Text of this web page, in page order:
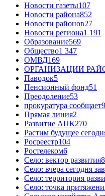
Новости газеты107
Новости района852
Новости районов27
Новости региона1 191
Образование569
Общество1 347
ОМВД169
ОРГАНИЗАЦИИ
Паводок5
Пенсионный фонд51
Преодоление53
прокуратура сообщает9
Прямая линия2
Развитие АПК270
Растим будущее
Росреестр104
Ростелеком6
Село: вектор развития
Село: вчера сегодня
Село: территория
Село: точка